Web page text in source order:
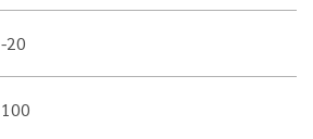
-20
100